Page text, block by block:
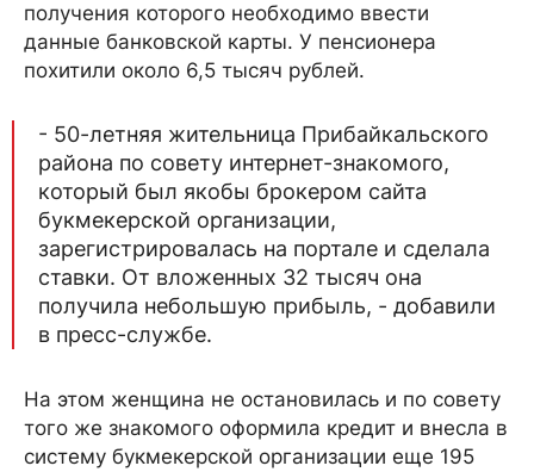
получения которого необходимо ввести
данные банковской карты. У пенсионера
похитили около 6,5 тысяч рублей.
- 50-летняя жительница Прибайкальского
района по совету интернет-знакомого,
который был якобы брокером сайта
букмекерской организации,
зарегистрировалась на портале и сделала
ставки. От вложенных 32 тысяч она
получила небольшую прибыль, - добавили
в пресс-службе.
На этом женщина не остановилась и по совету
того же знакомого оформила кредит и внесла в
систему букмекерской организации еще 195